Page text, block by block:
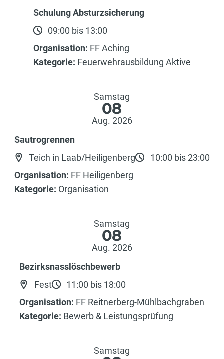
Schulung Absturzsicherung
09:00 bis 13:00
Organisation: FF Aching
Kategorie: Feuerwehrausbildung Aktive
Samstag
08
Aug. 2026
Sautrogrennen
Teich in Laab/Heiligenberg
10:00 bis 23:00
Organisation: FF Heiligenberg
Kategorie: Organisation
Samstag
08
Aug. 2026
Bezirksnasslöschbewerb
Fest
11:00 bis 18:00
Organisation: FF Reitnerberg-Mühlbachgraben
Kategorie: Bewerb & Leistungsprüfung
Samstag